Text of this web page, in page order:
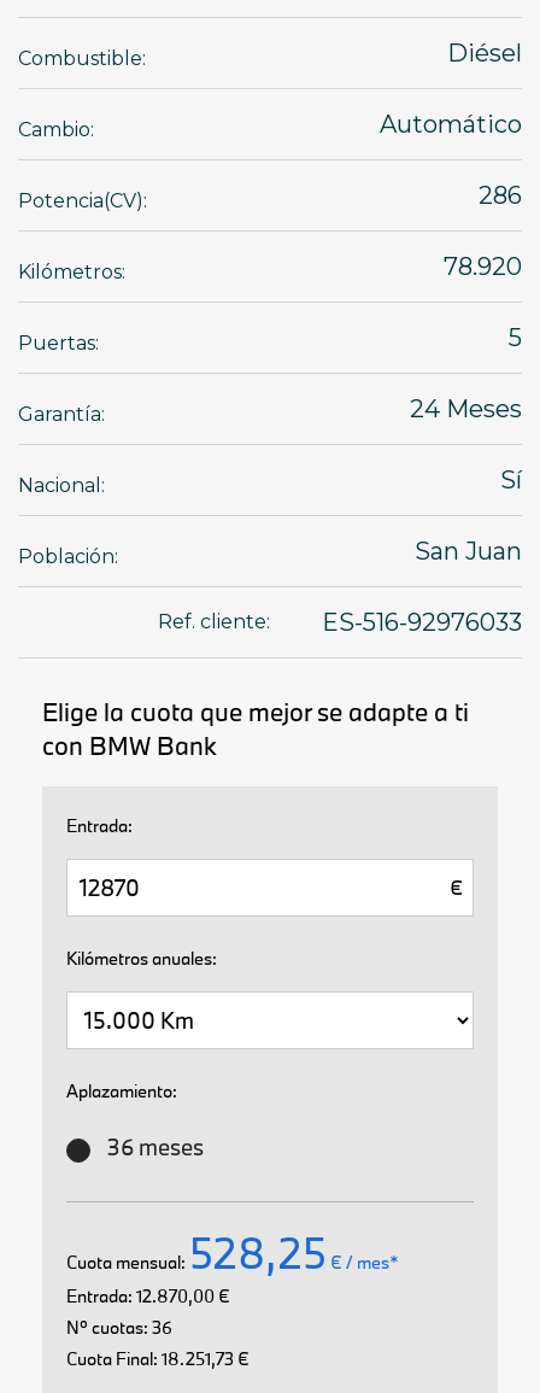
Combustible: Diésel
Cambio: Automático
Potencia(CV): 286
Kilómetros: 78.920
Puertas: 5
Garantía: 24 Meses
Nacional: Sí
Población: San Juan
Ref. cliente: ES-516-92976033